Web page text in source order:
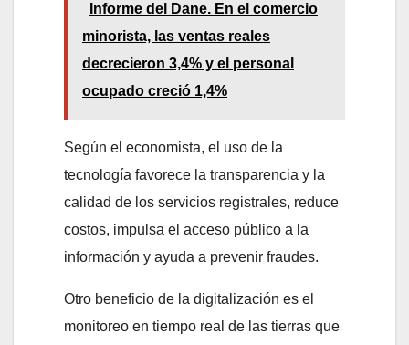
Informe del Dane. En el comercio
minorista, las ventas reales
decrecieron 3,4% y el personal
ocupado creció 1,4%
Según el economista, el uso de la
tecnología favorece la transparencia y la
calidad de los servicios registrales, reduce
costos, impulsa el acceso público a la
información y ayuda a prevenir fraudes.
Otro beneficio de la digitalización es el
monitoreo en tiempo real de las tierras que